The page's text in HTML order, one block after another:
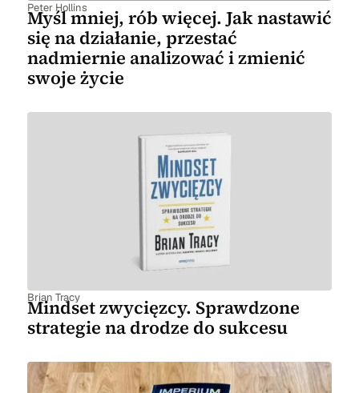
Peter Hollins
Myśl mniej, rób więcej. Jak nastawić
się na działanie, przestać
nadmiernie analizować i zmienić
swoje życie
Brian Tracy
Mindset zwycięzcy. Sprawdzone
strategie na drodze do sukcesu